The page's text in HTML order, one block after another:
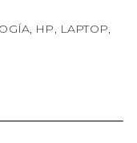
, HP, LAPTOP,